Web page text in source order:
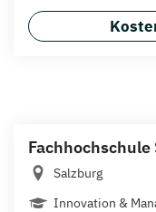
Fachhochschule
Salzburg
Innovation &